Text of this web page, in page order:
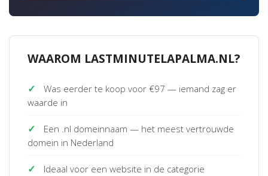
WAAROM LASTMINUTELAPALMA.NL?
✓
Was eerder te koop voor €97 — iemand zag er
waarde in
✓
Een .nl domeinnaam — het meest vertrouwde
domein in Nederland
✓
Ideaal voor een website in de categorie